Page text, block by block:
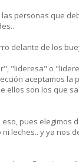
las personas que
delante de los
"lideresa" o
aceptamos la
ellos son los que
eso, pues elegimos
leches.. y ya nos